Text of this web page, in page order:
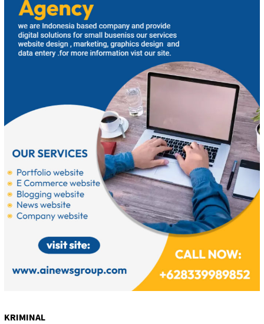
KRIMINAL